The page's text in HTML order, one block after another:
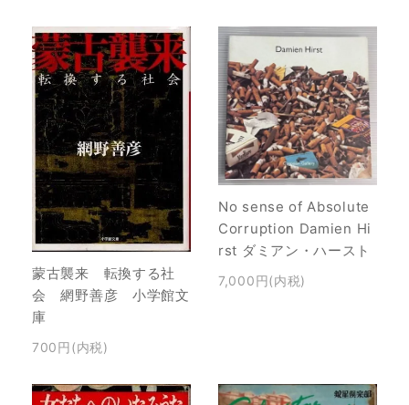
蒙古襲来 転換する社
会 網野善彦 小学館文
庫
700円(内税)
No sense of Absolute
Corruption Damien Hi
rst ダミアン・ハースト
7,000円(内税)